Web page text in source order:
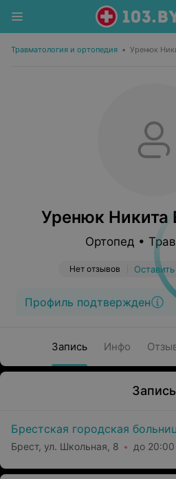
Травматология и ортопедия • Уренюк
Уренюк Никита
Ортопед •
Нет отзывов
Профиль подтвержден
Запись Инфо
Запись
Брестская городская
Брест, ул. Школьная, 8 до 20:00